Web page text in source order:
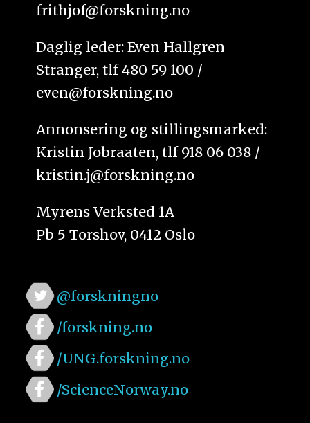
frithjof@forskning.no
Daglig leder: Even Hallgren
Stranger, tlf 480 59 100 /
even@forskning.no
Annonsering og stillingsmarked:
Kristin Jobraaten, tlf 918 06 038 /
kristin.j@forskning.no
Myrens Verksted 1A
Pb 5 Torshov, 0412 Oslo
@forskningno
/forskning.no
/UNG.forskning.no
/ScienceNorway.no